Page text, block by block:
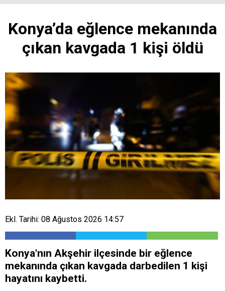
Konya’da eğlence mekanında
çıkan kavgada 1 kişi öldü
Ekl. Tarihi: 08 Ağustos 2026 14:57
Konya'nın Akşehir ilçesinde bir eğlence
mekanında çıkan kavgada darbedilen 1 kişi
hayatını kaybetti.